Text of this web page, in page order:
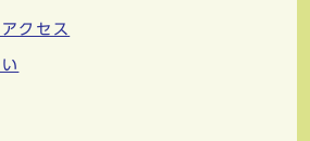
クセス